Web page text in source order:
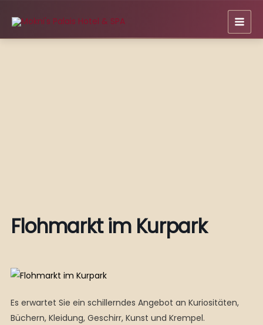
Inhalt
springen
Flohmarkt im Kurpark
Es erwartet Sie ein schillerndes Angebot an Kuriositäten,
Büchern, Kleidung, Geschirr, Kunst und Krempel.